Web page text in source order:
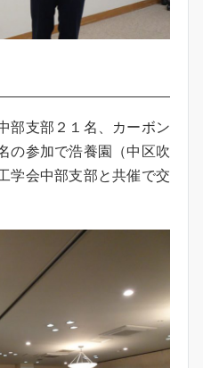
部支部２１名、カーボン
の参加で浩養園（中区吹
学会中部支部と共催で交